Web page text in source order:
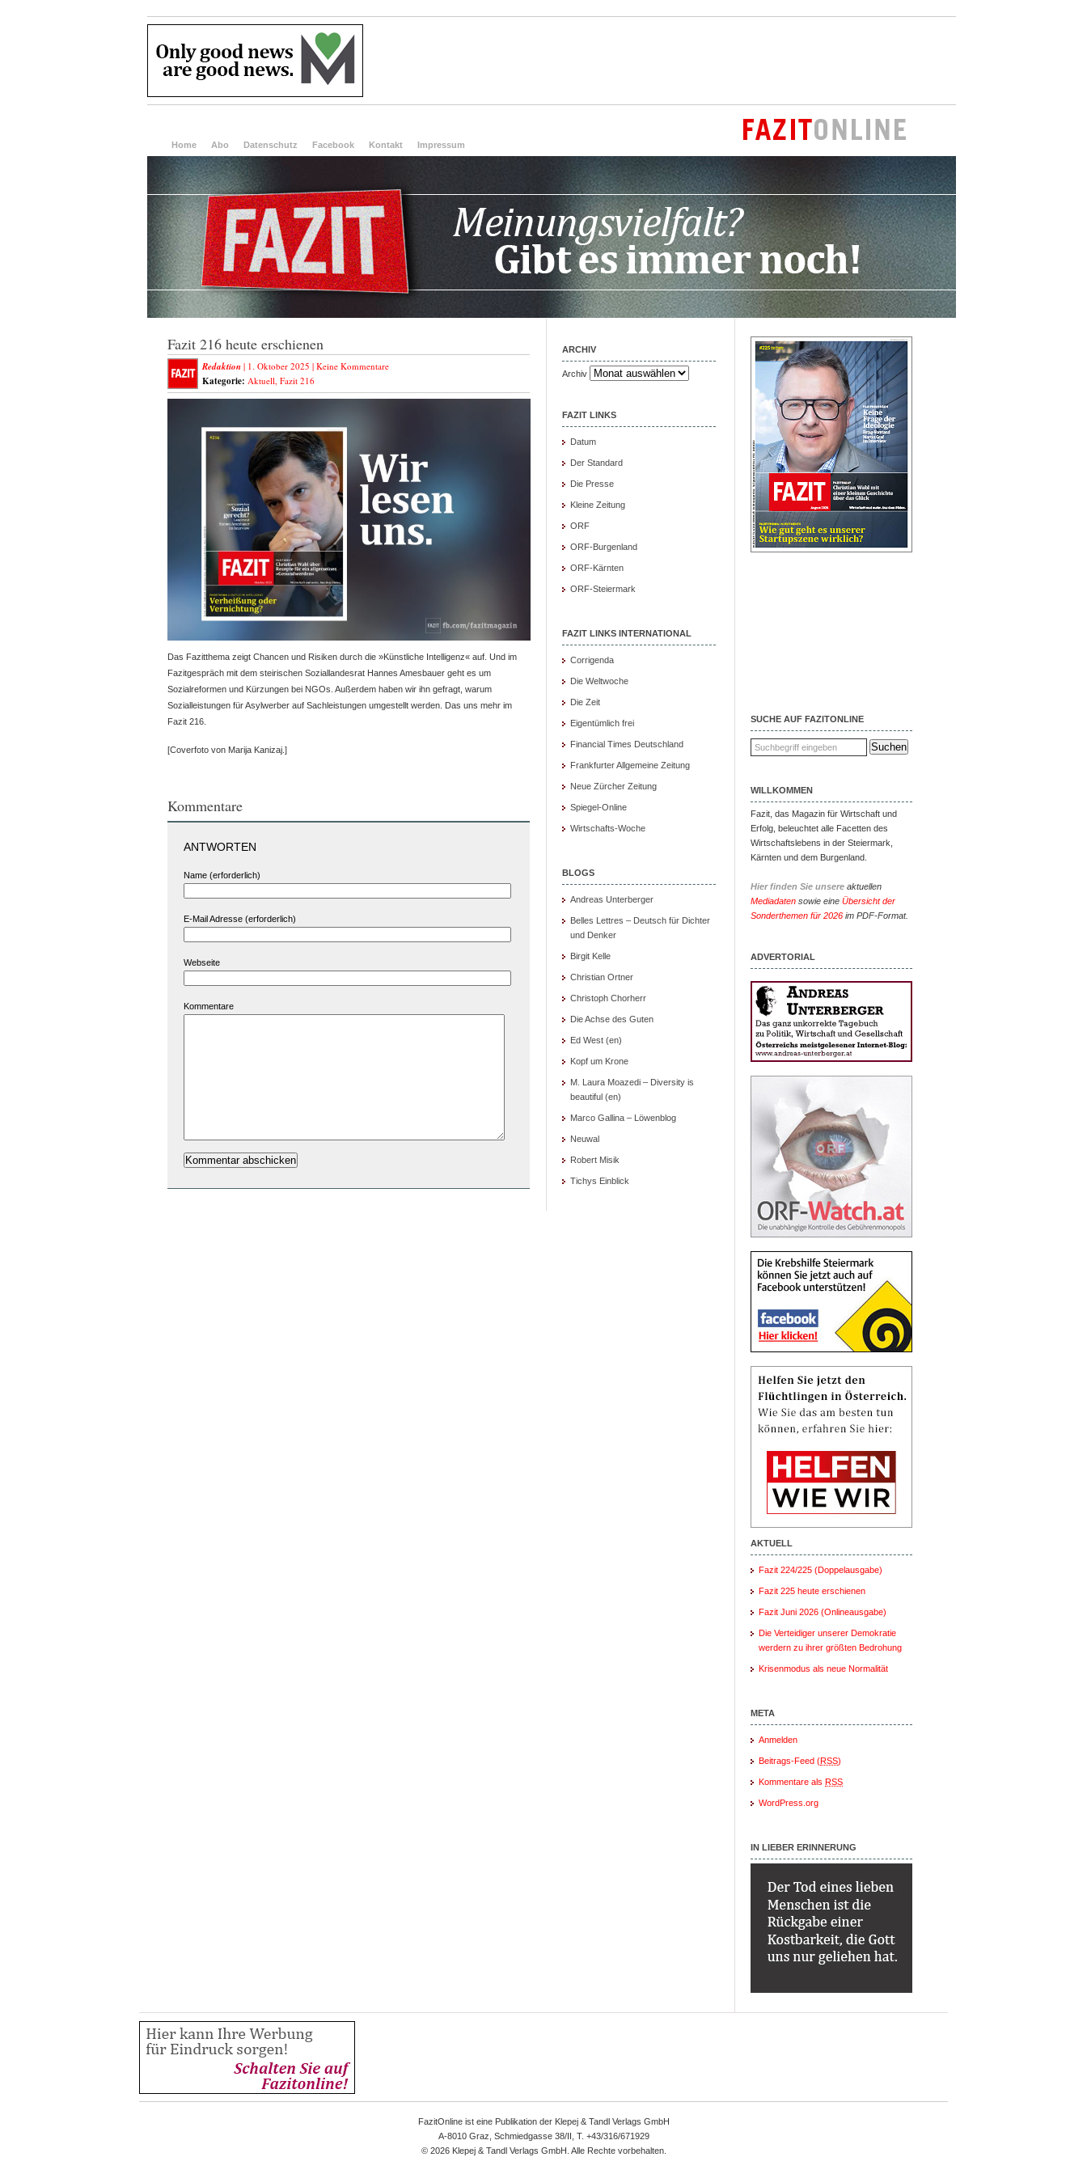
Home Abo Datenschutz Facebook Kontakt Impressum
Fazit 216 heute erschienen
Redaktion | 1. Oktober 2025 | Keine Kommentare
Kategorie: Aktuell, Fazit 216
Das Fazitthema zeigt Chancen und Risiken durch die »Künstliche Intelligenz« auf. Und im
Fazitgespräch mit dem steirischen Soziallandesrat Hannes Amesbauer geht es um
Sozialreformen und Kürzungen bei NGOs. Außerdem haben wir ihn gefragt, warum
Sozialleistungen für Asylwerber auf Sachleistungen umgestellt werden. Das uns mehr im
Fazit 216.
[Coverfoto von Marija Kanizaj.]
Kommentare
ANTWORTEN
Name (erforderlich)
E-Mail Adresse (erforderlich)
Webseite
Kommentare
ARCHIV
Archiv
FAZIT LINKS
Datum
Der Standard
Die Presse
Kleine Zeitung
ORF
ORF-Burgenland
ORF-Kärnten
ORF-Steiermark
FAZIT LINKS INTERNATIONAL
Corrigenda
Die Weltwoche
Die Zeit
Eigentümlich frei
Financial Times Deutschland
Frankfurter Allgemeine Zeitung
Neue Zürcher Zeitung
Spiegel-Online
Wirtschafts-Woche
BLOGS
Andreas Unterberger
Belles Lettres – Deutsch für Dichter
und Denker
Birgit Kelle
Christian Ortner
Christoph Chorherr
Die Achse des Guten
Ed West (en)
Kopf um Krone
M. Laura Moazedi – Diversity is
beautiful (en)
Marco Gallina – Löwenblog
Neuwal
Robert Misik
Tichys Einblick
SUCHE AUF FAZITONLINE
WILLKOMMEN
Fazit, das Magazin für Wirtschaft und
Erfolg, beleuchtet alle Facetten des
Wirtschaftslebens in der Steiermark,
Kärnten und dem Burgenland.
Hier finden Sie unsere aktuellen
Mediadaten sowie eine Übersicht der
Sonderthemen für 2026 im PDF-Format.
ADVERTORIAL
AKTUELL
Fazit 224/225 (Doppelausgabe)
Fazit 225 heute erschienen
Fazit Juni 2026 (Onlineausgabe)
Die Verteidiger unserer Demokratie
werdern zu ihrer größten Bedrohung
Krisenmodus als neue Normalität
META
Anmelden
Beitrags-Feed (RSS)
Kommentare als RSS
WordPress.org
IN LIEBER ERINNERUNG
FazitOnline ist eine Publikation der Klepej & Tandl Verlags GmbH
A-8010 Graz, Schmiedgasse 38/II, T. +43/316/671929
© 2026 Klepej & Tandl Verlags GmbH. Alle Rechte vorbehalten.